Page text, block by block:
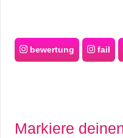
bewertung fail
Markiere